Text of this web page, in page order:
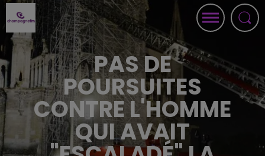
PAS DE
POURSUITES
CONTRE L'HOMME
QUI AVAIT